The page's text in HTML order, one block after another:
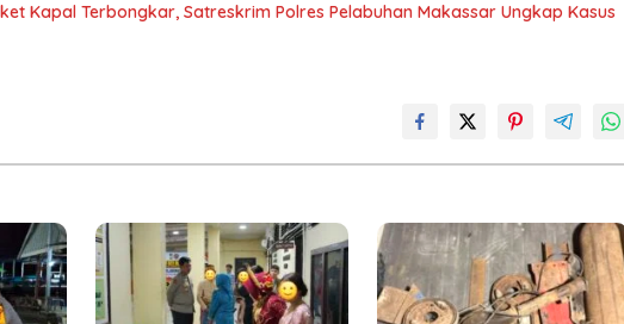
Kapal Terbongkar, Satreskrim Polres Pelabuhan Makassar Ungkap Kasus